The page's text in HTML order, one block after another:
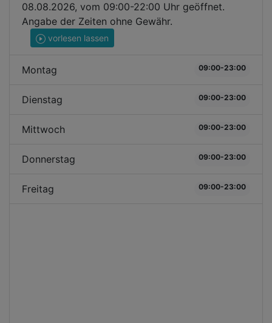
08.08.2026, vom 09:00-22:00 Uhr geöffnet.
Angabe der Zeiten ohne Gewähr.
vorlesen lassen
Montag 09:00-23:00
Dienstag 09:00-23:00
Mittwoch 09:00-23:00
Donnerstag 09:00-23:00
Freitag 09:00-23:00